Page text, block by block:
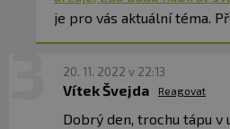
je pro vás aktuální téma.
20. 11. 2022 v 22:13
Vítek Švejda Reagovat
Dobrý den, trochu tápu